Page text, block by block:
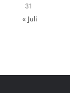
31
« Juli